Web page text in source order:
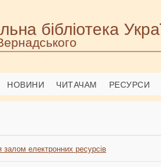
бібліотека
НОВИНИ ЧИТАЧАМ РЕСУРСИ
залом електронних ресурсів